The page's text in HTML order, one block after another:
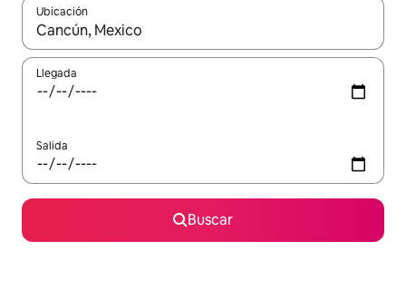
Ubicación
Cuando los resultados estén disponibles, navega con las
Llegada
Salida
Buscar